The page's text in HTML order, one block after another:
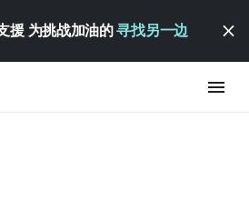
援 为挑战加油的寻找另一边